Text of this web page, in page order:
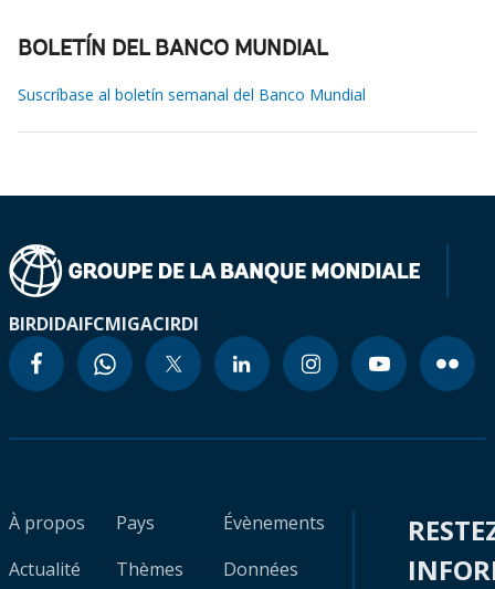
BOLETÍN DEL BANCO MUNDIAL
Suscríbase al boletín semanal del Banco Mundial
BIRDIDAIFCMIGACIRDI
À propos
Actualité
Pays
Thèmes
Évènements
Données